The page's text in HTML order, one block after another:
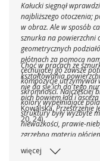
Kałucki sięgnął
najbliższego otoczenia;
w obraz. Ale w sposób
sznurka na powierzchni
geometrycznych
płótnach za pomocą
cechującej go zawsze
kompozycje
skromności. Najczęściej
kolory wypełniające
struktury były wyzbyte
nieważkości, prawie-
zgrzebną materią
obok nich ciemnej kresce
Choć w pracach ze
kształtowania
nie da się ich do tego
nich bowiem ładi
Kowalska,Przestrzenie
20, 24)
więcej